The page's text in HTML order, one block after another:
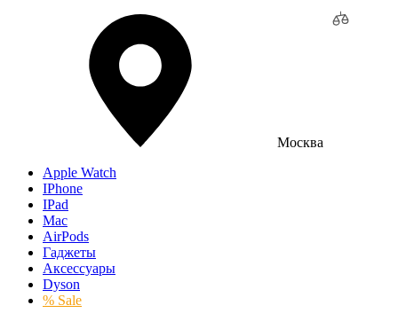
Москва
Apple Watch
IPhone
IPad
Mac
AirPods
Гаджеты
Аксессуары
Dyson
% Sale